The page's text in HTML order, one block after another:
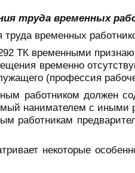
труда временных
труда временных
ТК временными
временно
(профессия
работником должен
нанимателем с иными
работникам
некоторые